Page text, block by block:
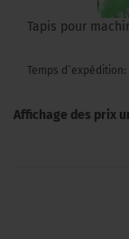
Tapis pour
Temps d`expédition:
Affichage des prix